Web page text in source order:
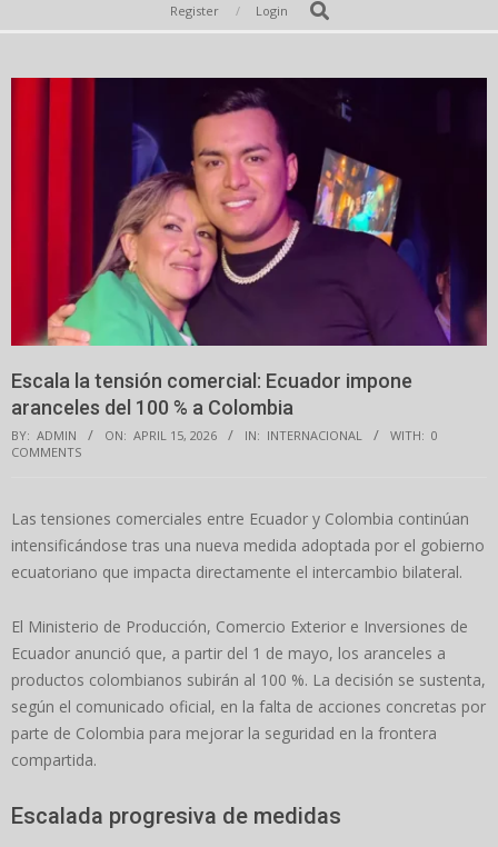
Navigation
Register Login Search
Escala la tensión comercial: Ecuador impone
aranceles del 100 % a Colombia
BY: ADMIN ON: APRIL 15, 2026 IN: INTERNACIONAL WITH: 0
COMMENTS
Las tensiones comerciales entre Ecuador y Colombia continúan
intensificándose tras una nueva medida adoptada por el gobierno
ecuatoriano que impacta directamente el intercambio bilateral.
El Ministerio de Producción, Comercio Exterior e Inversiones de
Ecuador anunció que, a partir del 1 de mayo, los aranceles a
productos colombianos subirán al 100 %. La decisión se sustenta,
según el comunicado oficial, en la falta de acciones concretas por
parte de Colombia para mejorar la seguridad en la frontera
compartida.
Escalada progresiva de medidas